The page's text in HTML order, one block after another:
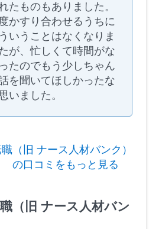
たものもありました。
かすり合わせるうちに
いうことはなくなりま
が、忙しくて時間がな
たのでもう少しちゃん
を聞いてほしかったな
いました。
（旧 ナース人材バンク）
の口コミをもっと見る
（旧 ナース人材バン